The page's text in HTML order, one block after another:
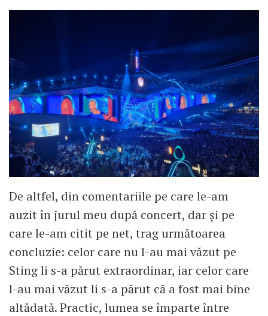
De altfel, din comentariile pe care le-am
auzit în jurul meu după concert, dar și pe
care le-am citit pe net, trag următoarea
concluzie: celor care nu l-au mai văzut pe
Sting li s-a părut extraordinar, iar celor care
l-au mai văzut li s-a părut că a fost mai bine
altădată. Practic, lumea se împarte între